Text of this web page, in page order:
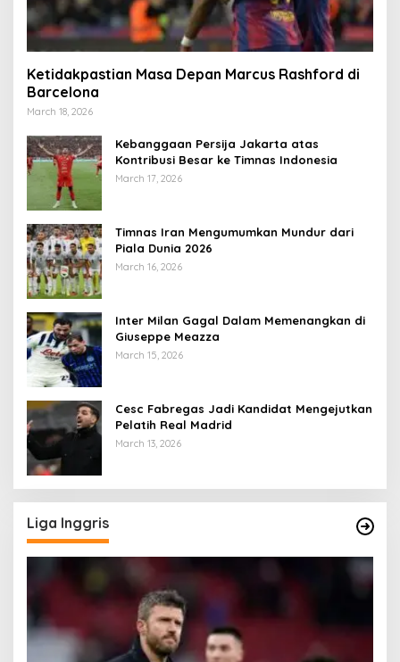
Ketidakpastian Masa Depan Marcus Rashford di
Barcelona
March 18, 2026
Kebanggaan Persija Jakarta atas
Kontribusi Besar ke Timnas Indonesia
March 17, 2026
Timnas Iran Mengumumkan Mundur dari
Piala Dunia 2026
March 16, 2026
Inter Milan Gagal Dalam Memenangkan di
Giuseppe Meazza
March 15, 2026
Cesc Fabregas Jadi Kandidat Mengejutkan
Pelatih Real Madrid
March 13, 2026
Liga Inggris